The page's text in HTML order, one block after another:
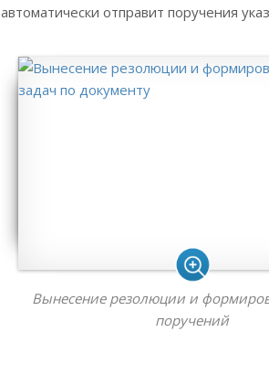
автоматически отправит поручения
Вынесение резолюции и
поручений